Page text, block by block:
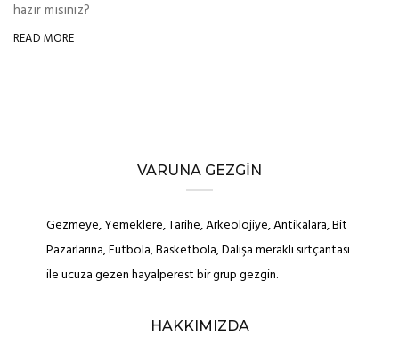
hazır mısınız?
READ MORE
VARUNA GEZGIN
Gezmeye, Yemeklere, Tarihe, Arkeolojiye, Antikalara, Bit
Pazarlarına, Futbola, Basketbola, Dalışa meraklı sırtçantası
ile ucuza gezen hayalperest bir grup gezgin.
HAKKIMIZDA